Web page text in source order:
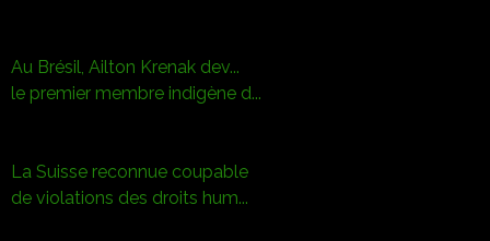
Au Brésil, Ailton Krenak dev...
le premier membre indigène d...
La Suisse reconnue coupable
de violations des droits hum...